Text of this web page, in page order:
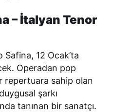
– İtalyan Tenor
12 Ocak’ta
Operadan pop
repertuara sahip olan
şarkı
tanınan bir sanatçı.